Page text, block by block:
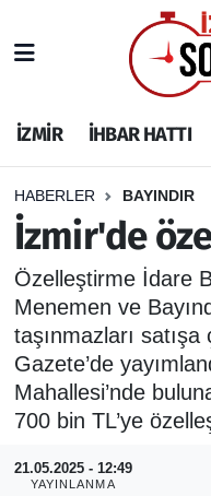
İZMİR İHBAR HATTI
HABERLER BAYINDIR
İzmir'de
Özelleştirme İdare
Menemen ve
taşınmazları
Gazete’de
Mahallesi’nde
700 bin TL’ye
21.05.2025 - 12:49
YAYINLANMA
İHBAR HATTI
DEPREM
GENEL
EKONOMİ
SİYASET
SPOR
ASAYİŞ
İzmir Nöbetçi
İzmir Hava
İzmir Namaz
İzmir Trafik
Puan Durumu
Tüm Manşetler
Son Dakika
Haber Arşivi